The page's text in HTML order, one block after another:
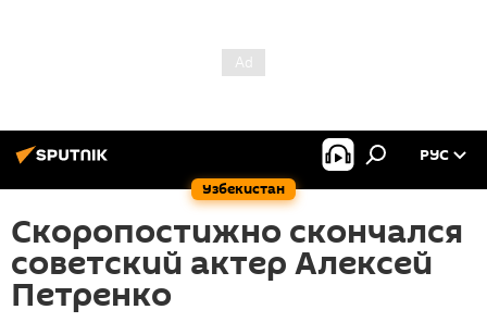
Узбекистан
РУС
Скоропостижно скончался
советский актер Алексей
Петренко